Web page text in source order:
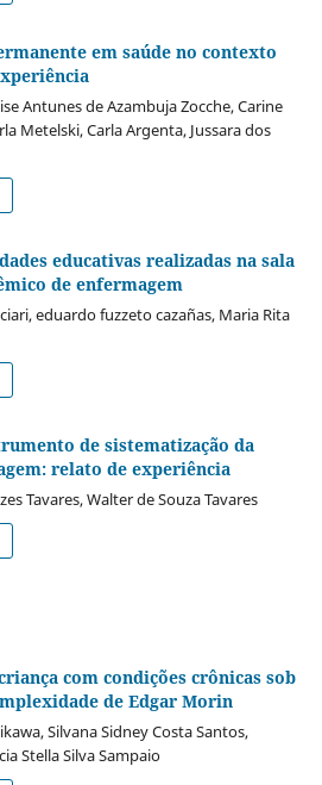
em saúde no contexto
Antunes de Azambuja Zocche, Carine
Metelski, Carla Argenta, Jussara dos
educativas realizadas na sala
de enfermagem
eduardo fuzzeto cazañas, Maria Rita
de sistematização da
relato de experiência
Tavares, Walter de Souza Tavares
com condições crônicas sob
de Edgar Morin
Silvana Sidney Costa Santos,
Stella Silva Sampaio